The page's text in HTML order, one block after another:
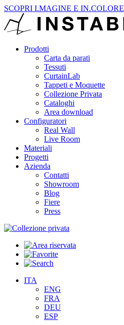
SCOPRI I.MAGINE E IN.COLORE
Prodotti
Carta da parati
Tessuti
CurtainLab
Tappeti e Moquette
Collezione Privata
Cataloghi
Area download
Configuratori
Real Wall
Live Room
Materiali
Progetti
Azienda
Contatti
Showroom
Blog
Fiere
Press
ITA
ENG
FRA
DEU
ESP